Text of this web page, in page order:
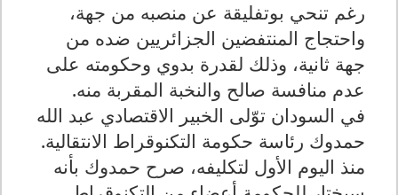
رغم تنحي بوتفليقة عن منصبه من جهة،
واحتجاج المنتفضين الجزائريين ضده من
جهة ثانية، وذلك لقدرة بدوي وحكومته على
عدم منافسة صالح والنخبة المقربة منه.
في السودان توّلى الخبير الاقتصادي عبد الله
حمدوك رئاسة حكومة التكنوقراط الانتقالية.
منذ اليوم الأول لتكليفه، صرح حمدوك بأنه